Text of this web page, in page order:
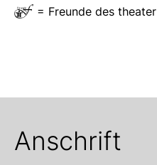
= Freunde des
Anschrift